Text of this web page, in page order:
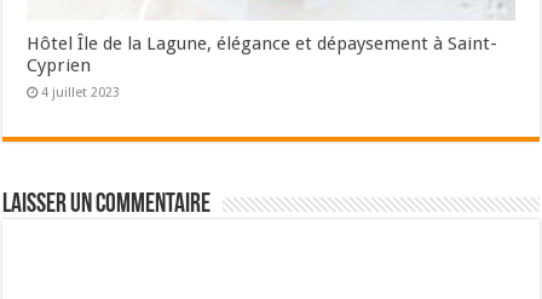
Hôtel Île de la Lagune, élégance et dépaysement à Saint-
Cyprien
4 juillet 2023
Laisser un commentaire